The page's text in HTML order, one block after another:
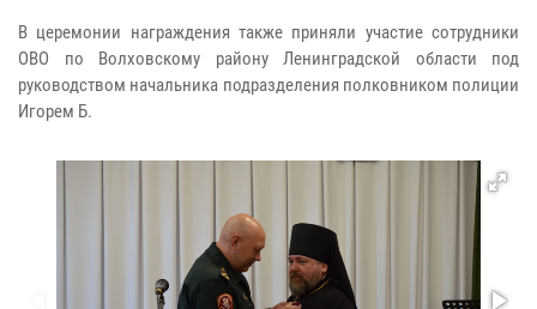
В церемонии награждения также приняли участие сотрудники
ОВО по Волховскому району Ленинградской области под
руководством начальника подразделения полковником полиции
Игорем Б.